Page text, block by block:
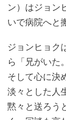
ン）はジョン
いで病院へと
ジョンヒョク
ら「兄がいた
そして心に決
淡々とした人
黙々と送ろう